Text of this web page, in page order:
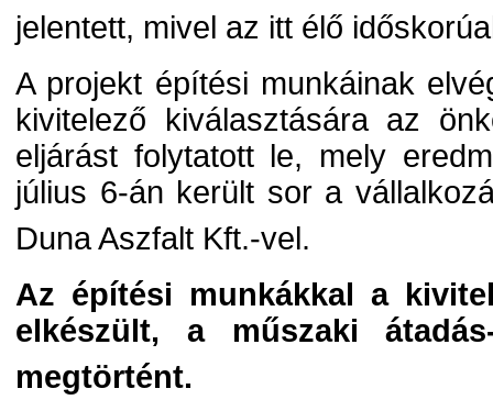
jelentett, mivel az itt élő
A projekt építési munkáinak
kivitelező kiválasztására az
eljárást folytatott le, mely
július 6-án került sor a
Duna Aszfalt Kft.-vel.
Az építési munkákkal a
elkészült, a műszaki átadás-
megtörtént.